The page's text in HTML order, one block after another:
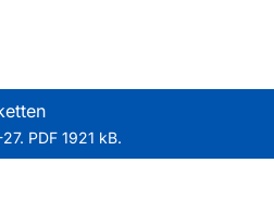
PDF 1921 kB.